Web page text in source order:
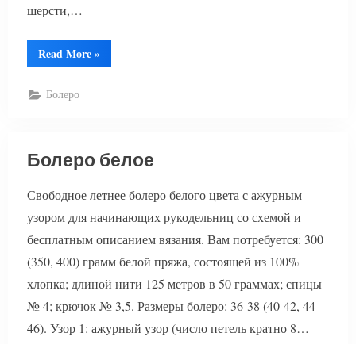
шерсти,…
Read More“Болеро
вязание”
»
Болеро
Болеро белое
Свободное летнее болеро белого цвета с ажурным
узором для начинающих рукодельниц со схемой и
бесплатным описанием вязания. Вам потребуется: 300
(350, 400) грамм белой пряжа, состоящей из 100%
хлопка; длиной нити 125 метров в 50 граммах; спицы
№ 4; крючок № 3,5. Размеры болеро: 36-38 (40-42, 44-
46). Узор 1: ажурный узор (число петель кратно 8…